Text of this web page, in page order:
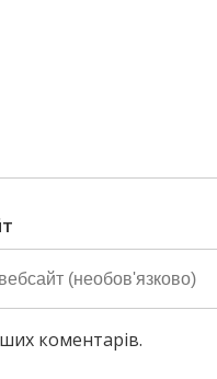
коментарів.